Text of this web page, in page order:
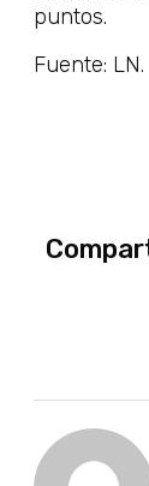
puntos.
Fuente: LN.